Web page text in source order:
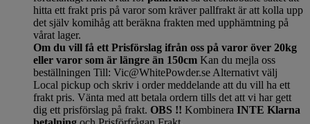
hitta ett frakt pris på varor som kräver pallfrakt är att kolla upp
det själv komihåg att beräkna frakten med upphämtning på
vårat lager.
Om du vill få ett Prisförslag ifrån oss på varor över 20kg
eller varor som är längre än 150cm Kan du mejla oss
beställningen Till: Vic@WhitePowder.se Alternativt välj
Local pickup och skriv i order meddelande att du vill ha ett
frakt pris. Vänta med att betala ordern tills det att vi har gett
dig ett prisförslag på frakt. OBS !! Kombinera INTE Klarna